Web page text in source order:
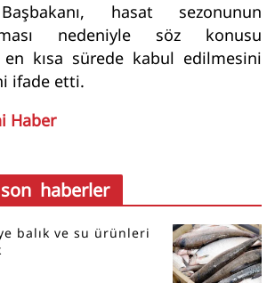
hasat sezonunun
nedeniyle söz konusu
en kısa sürede kabul edilmesini
ifade etti.
Haber
haberler
balık ve su ürünleri